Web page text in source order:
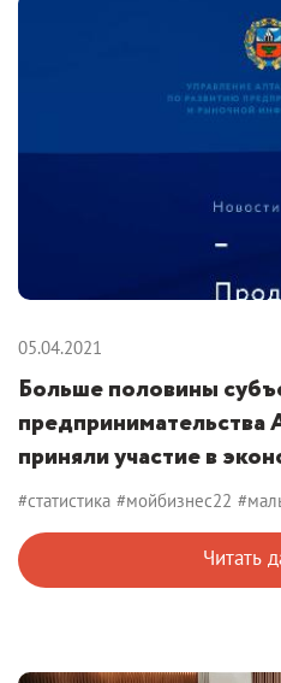
05.04.2021
Больше половины
предпринимательства
приняли участие в
#статистика #мойбизнес22
Читать